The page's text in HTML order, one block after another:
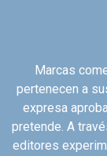
Marcas
pertenecen a
expresa
pretende. A
editores